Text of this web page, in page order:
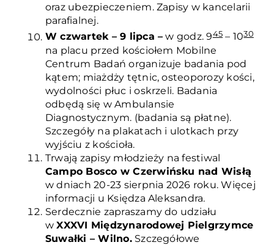
oraz ubezpieczeniem. Zapisy w kancelarii
parafialnej.
W czwartek – 9 lipca – w godz. 945– 1030
na placu przed kościołem Mobilne
Centrum Badań organizuje badania pod
kątem; miażdży tętnic, osteoporozy kości,
wydolności płuc i oskrzeli. Badania
odbędą się w Ambulansie
Diagnostycznym. (badania są płatne).
Szczegóły na plakatach i ulotkach przy
wyjściu z kościoła.
Trwają zapisy młodzieży na festiwal
Campo Bosco w Czerwińsku nad Wisłą
w dniach 20-23 sierpnia 2026 roku. Więcej
informacji u Księdza Aleksandra.
Serdecznie zapraszamy do udziału
wXXXVI Międzynarodowej Pielgrzymce
Suwałki – Wilno.Szczegółowe